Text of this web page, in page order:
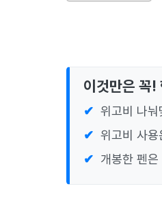
이것만은 꼭!
위고비 나
위고비 사
개봉한 펜